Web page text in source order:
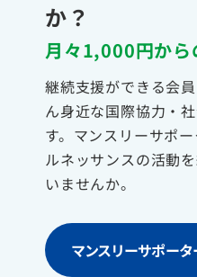
か？
月々1,000円から
継続支援ができる会
ん身近な国際協力・
す。マンスリーサポ
ルネッサンスの活動
いませんか。
マンスリーサポー